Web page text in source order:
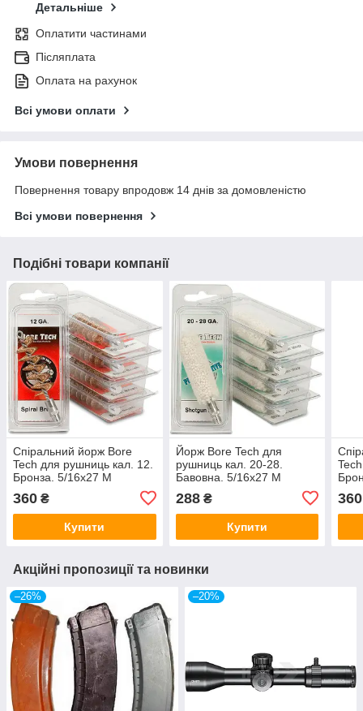
Детальніше
Оплатити частинами
Післяплата
Оплата на рахунок
Всі умови оплати
Умови повернення
Повернення товару впродовж 14 днів за домовленістю
Всі умови повернення
Подібні товари компанії
Спіральний йорж Bore
Tech для рушниць кал. 12.
Бронза. 5/16x27 M
360 ₴
Купити
Йорж Bore Tech для
рушниць кал. 20-28.
Бавовна. 5/16x27 M
288₴
Купити
360
Акційні пропозиції та новинки
–26% –20%